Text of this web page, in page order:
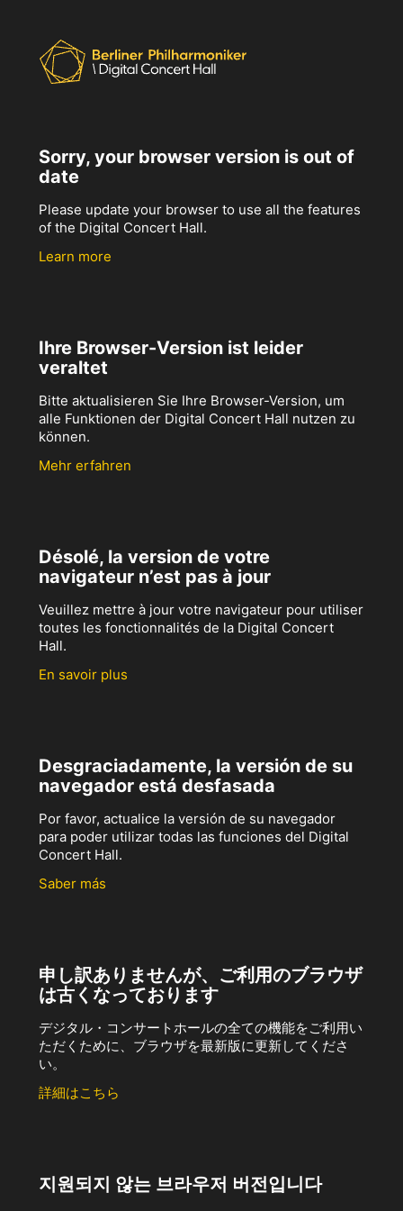
Sorry, your browser version is out of
date
Please update your browser to use all the features
of the Digital Concert Hall.
Learn more
Ihre Browser-Version ist leider
veraltet
Bitte aktualisieren Sie Ihre Browser-Version, um
alle Funktionen der Digital Concert Hall nutzen zu
können.
Mehr erfahren
Désolé, la version de votre
navigateur n’est pas à jour
Veuillez mettre à jour votre navigateur pour utiliser
toutes les fonctionnalités de la Digital Concert
Hall.
En savoir plus
Desgraciadamente, la versión de su
navegador está desfasada
Por favor, actualice la versión de su navegador
para poder utilizar todas las funciones del Digital
Concert Hall.
Saber más
申し訳ありませんが、ご利用のブラウザ
は古くなっております
デジタル・コンサートホールの全ての機能をご利用い
ただくために、ブラウザを最新版に更新してくださ
い。
詳細はこちら
지원되지 않는 브라우저 버전입니다